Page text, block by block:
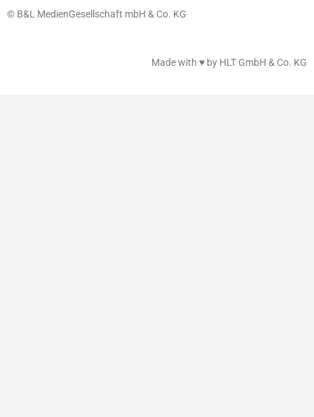
© B&L MedienGesellschaft mbH & Co. KG
Made with ♥ by HLT GmbH & Co. KG